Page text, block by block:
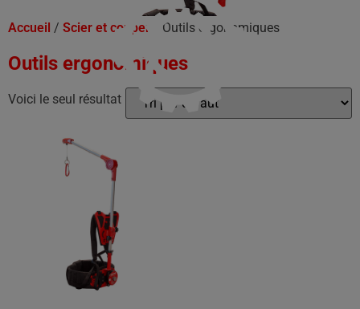
Accueil / Scier et couper / Outils ergonomiques
Outils ergonomiques
Voici le seul résultat